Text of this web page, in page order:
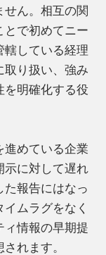
せん。相互の関
とで初めてニー
轄している経理
取り扱い、強み
を明確化する役
進めている企業
示に対して遅れ
報告にはなっ
ムラグをなく
ィ情報の早期提
れます。